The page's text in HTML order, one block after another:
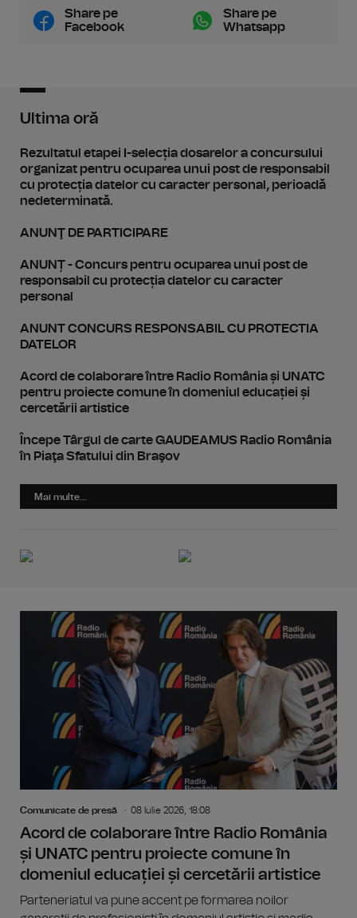
Share pe
Facebook
Share pe
Whatsapp
Ultima oră
Rezultatul etapei I-selecția dosarelor a concursului
organizat pentru ocuparea unui post de responsabil
cu protecția datelor cu caracter personal, perioadă
nedeterminată.
ANUNŢ DE PARTICIPARE
ANUNȚ - Concurs pentru ocuparea unui post de
responsabil cu protecția datelor cu caracter
personal
ANUNT CONCURS RESPONSABIL CU PROTECTIA
DATELOR
Acord de colaborare între Radio România și UNATC
pentru proiecte comune în domeniul educației și
cercetării artistice
Începe Târgul de carte GAUDEAMUS Radio România
în Piaţa Sfatului din Braşov
Mai multe...
Comunicate de presă 08 Iulie 2026, 18:08
Acord de colaborare între Radio România
și UNATC pentru proiecte comune în
domeniul educației și cercetării artistice
Parteneriatul va pune accent pe formarea noilor